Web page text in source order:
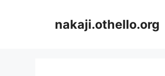
nakaji.othello.org